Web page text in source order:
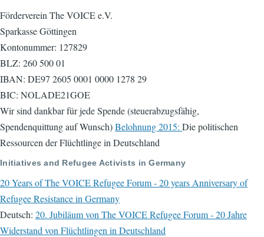
Förderverein The VOICE e.V.
Sparkasse Göttingen
Kontonummer: 127829
BLZ: 260 500 01
IBAN: DE97 2605 0001 0000 1278 29
BIC: NOLADE21GOE
Wir sind dankbar für jede Spende (steuerabzugsfähig,
Spendenquittung auf Wunsch)Belohnung 2015: Die politischen
Ressourcen der Flüchtlinge in Deutschland
Initiatives and Refugee Activists in Germany
20 Years of The VOICE Refugee Forum - 20 years Anniversary of
Refugee Resistance in Germany
Deutsch: 20. Jubiläum von The VOICE Refugee Forum - 20 Jahre
Widerstand von Flüchtlingen in Deutschland